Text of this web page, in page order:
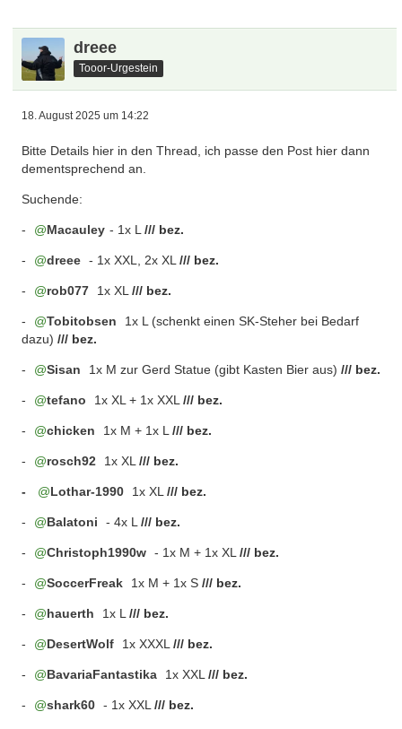
dreee
Tooor-Urgestein
18. August 2025 um 14:22
Bitte Details hier in den Thread, ich passe den Post hier dann
dementsprechend an.
Suchende:
- Macauley - 1x L/// bez.
- dreee - 1x XXL, 2x XL/// bez.
- rob077 1x XL/// bez.
- Tobitobsen
1x L (schenkt einen SK-Steher bei Bedarf
dazu)/// bez.
- Sisan 1x M zur Gerd Statue (gibt Kasten Bier aus)/// bez.
- tefano 1x XL + 1x XXL/// bez.
- chicken 1x M + 1x L/// bez.
- rosch92 1x XL/// bez.
- Lothar-1990 1x XL/// bez.
- Balatoni - 4x L/// bez.
- Christoph1990w - 1x M + 1x XL/// bez.
- SoccerFreak 1x M + 1x S /// bez.
- hauerth 1x L/// bez.
- DesertWolf 1x XXXL/// bez.
- BavariaFantastika 1x XXL/// bez.
- shark60 - 1x XXL/// bez.